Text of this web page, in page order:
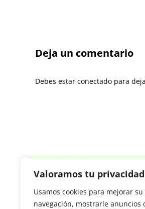
Valoramos tu privacidad
Usamos cookies para mejorar
navegación, mostrarle anuncios
Deja un comentario
Debes estar conectado para
Revista del Sector